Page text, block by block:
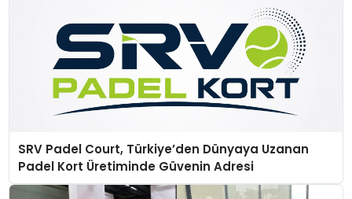
SRV Padel Court, Türkiye’den Dünyaya Uzanan
Padel Kort Üretiminde Güvenin Adresi